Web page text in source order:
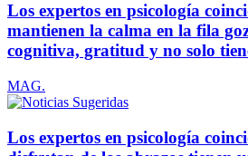
Los expertos en psicología
mantienen la calma en la fila
cognitiva, gratitud y no solo
MAG.
Los expertos en psicología